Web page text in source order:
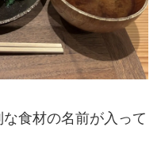
食材の名前が入って